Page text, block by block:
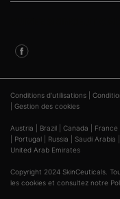
Conditions d'utilisations
Gestion des cookies
Austria Brazil Canada France
Portugal Russia Saudi Arabia
United Arab Emirates
Copyright 2024 SkinCeuticals.
les cookies et consultez notre